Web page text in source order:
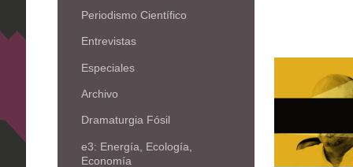
Periodismo Científico
Entrevistas
Especiales
Archivo
Dramaturgia Fósil
e3: Energía, Ecología,
Economía